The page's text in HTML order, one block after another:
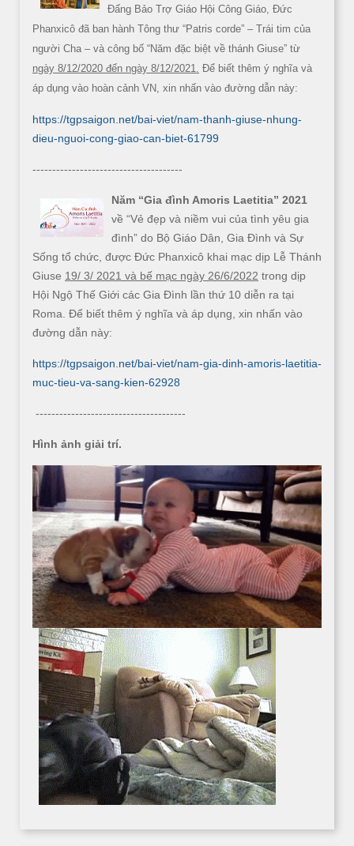
Đấng Bảo Trợ Giáo Hội Công Giáo, Đức
Phanxicô đã ban hành Tông thư “Patris corde” – Trái tim của
người Cha – và công bố “Năm đặc biệt về thánh Giuse” từ
ngày 8/12/2020 đến ngày 8/12/2021. Để biết thêm ý nghĩa và
áp dụng vào hoàn cảnh VN, xin nhấn vào đường dẫn này:
https://tgpsaigon.net/bai-viet/nam-thanh-giuse-nhung-
dieu-nguoi-cong-giao-can-biet-61799
--------------------------------------
Năm “Gia đình Amoris Laetitia” 2021
về “Vẻ đẹp và niềm vui của tình yêu gia
đình” do Bộ Giáo Dân, Gia Đình và Sự
Sống tổ chức, được Đức Phanxicô khai mạc dịp Lễ Thánh
Giuse 19/ 3/ 2021 và bế mạc ngày 26/6/2022 trong dịp
Hội Ngộ Thế Giới các Gia Đình lần thứ 10 diễn ra tại
Roma. Để biết thêm ý nghĩa và áp dụng, xin nhấn vào
đường dẫn này:
https://tgpsaigon.net/bai-viet/nam-gia-dinh-amoris-laetitia-
muc-tieu-va-sang-kien-62928
--------------------------------------
Hình ảnh giải trí.